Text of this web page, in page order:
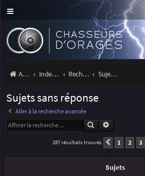
Accueil Index du forum Rechercher Sujets sans réponse
Sujets sans réponse
Aller à la recherche avancée
Rechercher
287 résultats trouvés Précédente
1 2 3
Sujets